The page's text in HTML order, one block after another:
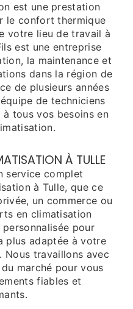
est une prestation
le confort thermique
votre lieu de travail à
est une entreprise
la maintenance et
dans la région de
de plusieurs années
de techniciens
tous vos besoins en
À TULLE
service complet
à Tulle, que ce
un commerce ou
en climatisation
pour
plus adaptée à votre
Nous travaillons avec
marché pour vous
fiables et